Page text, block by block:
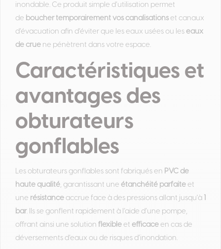
inondable. Ce produit simple d’utilisation permet
de boucher temporairement vos canalisationset canaux
d’évacuation afin d’éviter que les eaux usées ou leseaux
de crue ne pénètrent dans votre espace.
Caractéristiques et
avantages des
obturateurs
gonflables
Les obturateurs gonflables sont fabriqués en PVC de
haute qualité, garantissant une étanchéité parfaite et
une résistance accrue face à des pressions allant jusqu'à
bar. Ils se gonflent rapidement à l’aide d’une pompe,
offrant ainsi une solution flexible et efficace en cas de
déversements d’eaux ou de risques d’inondation.